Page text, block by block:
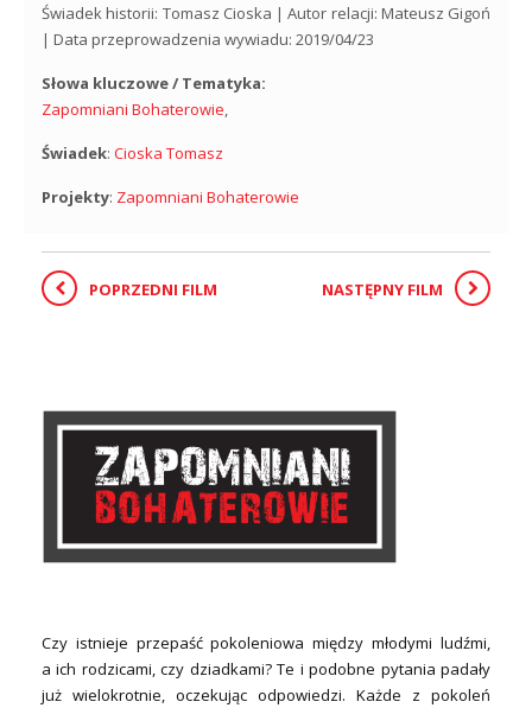
Świadek historii: Tomasz Cioska | Autor relacji: Mateusz Gigoń
| Data przeprowadzenia wywiadu: 2019/04/23
Słowa kluczowe / Tematyka:
Zapomniani Bohaterowie,
Świadek: Cioska Tomasz
Projekty: Zapomniani Bohaterowie
POPRZEDNI FILM NASTĘPNY FILM
Czy istnieje przepaść pokoleniowa między młodymi ludźmi,
a ich rodzicami, czy dziadkami? Te i podobne pytania padały
już wielokrotnie, oczekując odpowiedzi. Każde z pokoleń